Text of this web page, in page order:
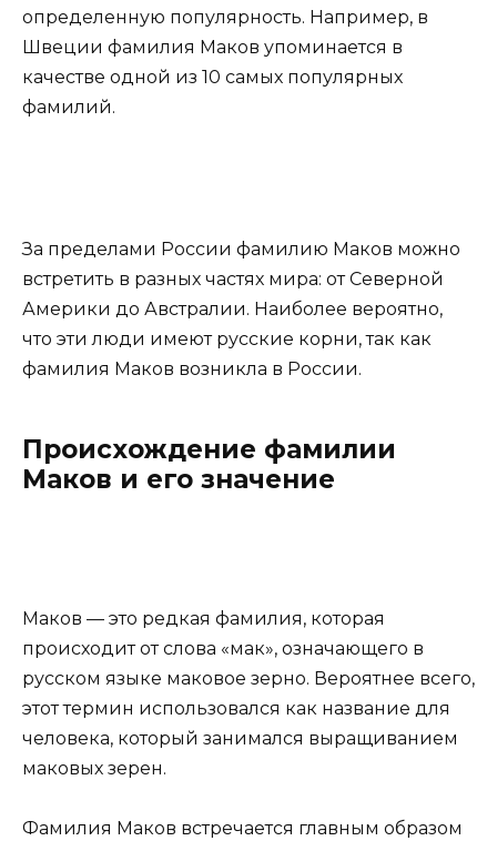
определенную популярность. Например, в
Швеции фамилия Маков упоминается в
качестве одной из 10 самых популярных
фамилий.
За пределами России фамилию Маков можно
встретить в разных частях мира: от Северной
Америки до Австралии. Наиболее вероятно,
что эти люди имеют русские корни, так как
фамилия Маков возникла в России.
Происхождение фамилии
Маков и его значение
Маков — это редкая фамилия, которая
происходит от слова «мак», означающего в
русском языке маковое зерно. Вероятнее всего,
этот термин использовался как название для
человека, который занимался выращиванием
маковых зерен.
Фамилия Маков встречается главным образом